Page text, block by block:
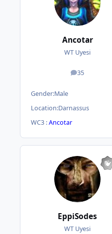
Ancotar
WT Uyesi
35
posts
Gender:Male
Location:Darnassus
WC3 :Ancotar
EppiSodes
WT Uyesi